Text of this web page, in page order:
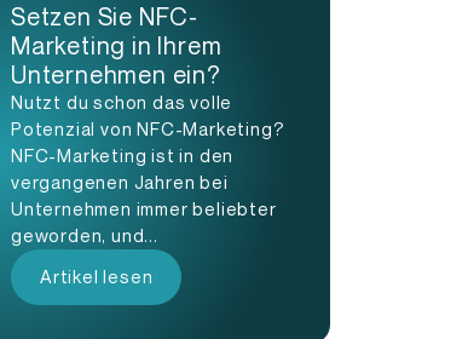
Setzen Sie NFC-
Marketing in Ihrem
Unternehmen ein?
Nutzt du schon das volle
Potenzial von NFC-Marketing?
NFC-Marketing ist in den
vergangenen Jahren bei
Unternehmen immer beliebter
geworden, und...
Artikel lesen